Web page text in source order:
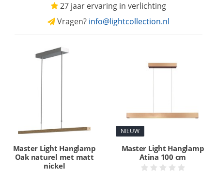
27 jaar ervaring in verlichting
Vragen? info@lightcollection.nl
Master Light Hanglamp
Oak naturel met matt
nickel
NIEUW
Master Light Hanglamp
Atina 100 cm